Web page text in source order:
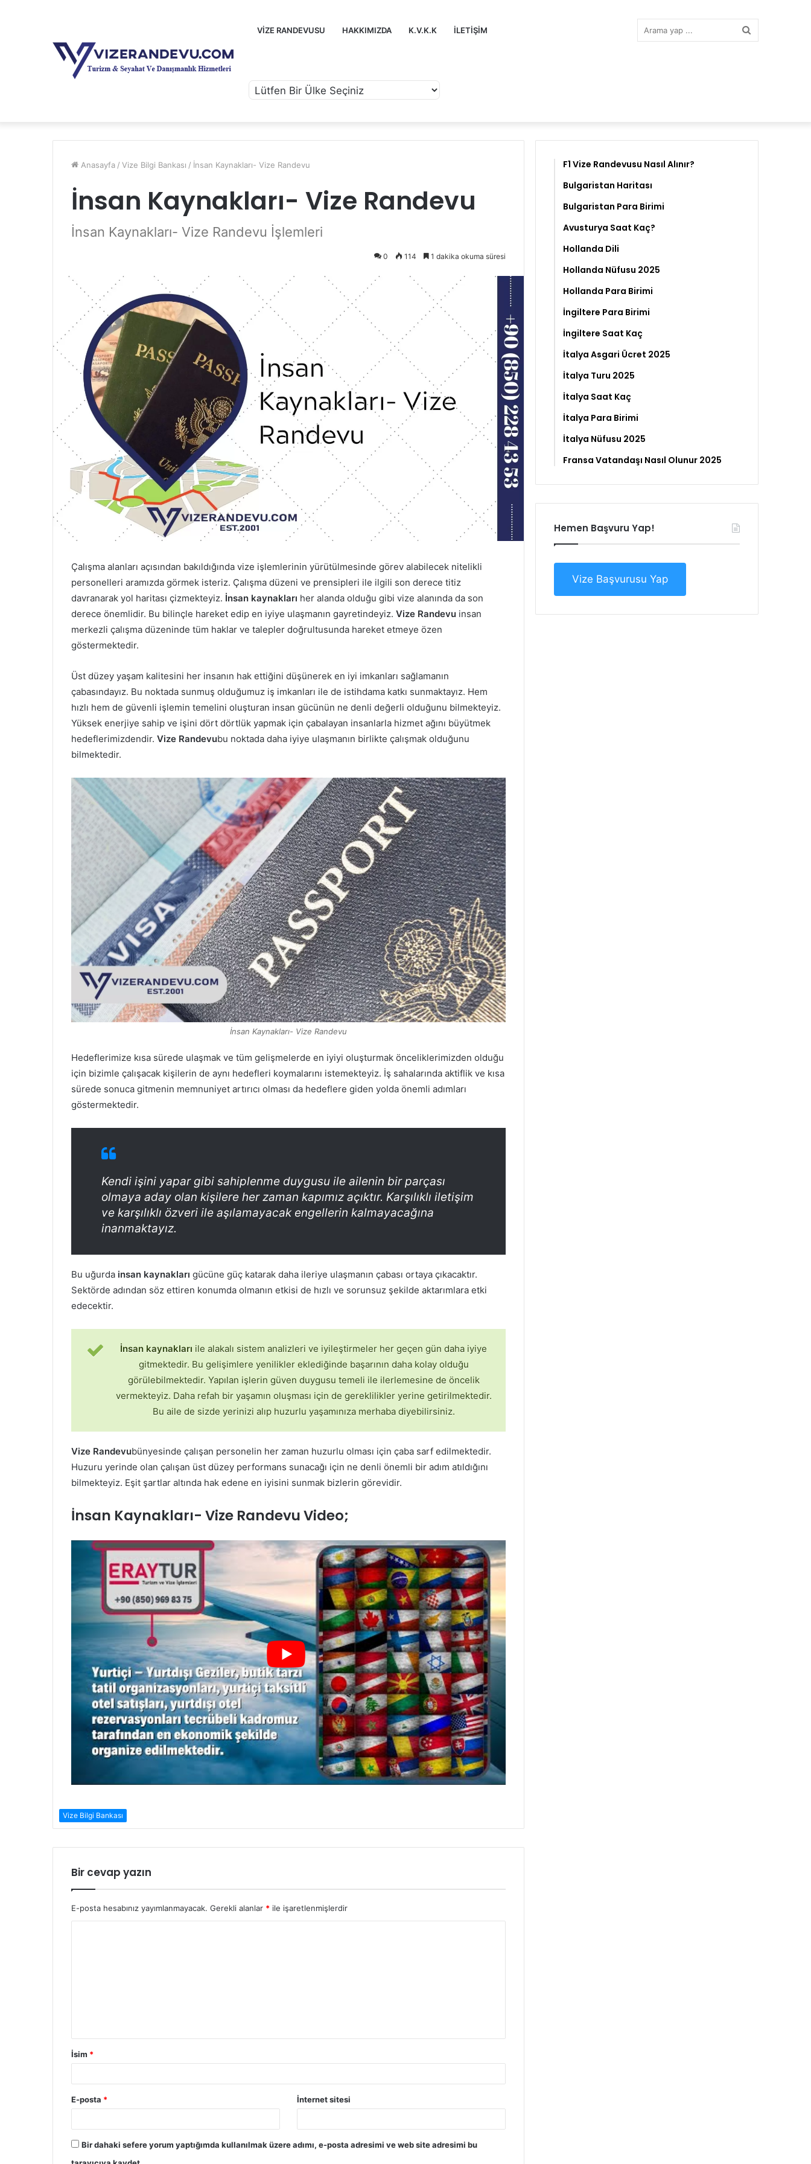
VIZE RANDEVUSU HAKKIMIZDA K.V.K.K İLETIŞIM
Anasayfa / Vize Bilgi Bankası / İnsan Kaynakları- Vize Randevu
İnsan Kaynakları- Vize Randevu
İnsan Kaynakları- Vize Randevu İşlemleri
0 114 1 dakika okuma süresi
Çalışma alanları açısından bakıldığında vize işlemlerinin yürütülmesinde görev alabilecek nitelikli
personelleri aramızda görmek isteriz. Çalışma düzeni ve prensipleri ile ilgili son derece titiz
davranarak yol haritası çizmekteyiz. İnsan kaynakları her alanda olduğu gibi vize alanında da son
derece önemlidir. Bu bilinçle hareket edip en iyiye ulaşmanın gayretindeyiz. Vize Randevu insan
merkezli çalışma düzeninde tüm haklar ve talepler doğrultusunda hareket etmeye özen
göstermektedir.
Üst düzey yaşam kalitesini her insanın hak ettiğini düşünerek en iyi imkanları sağlamanın
çabasındayız. Bu noktada sunmuş olduğumuz iş imkanları ile de istihdama katkı sunmaktayız. Hem
hızlı hem de güvenli işlemin temelini oluşturan insan gücünün ne denli değerli olduğunu bilmekteyiz.
Yüksek enerjiye sahip ve işini dört dörtlük yapmak için çabalayan insanlarla hizmet ağını büyütmek
hedeflerimizdendir. Vize Randevubu noktada daha iyiye ulaşmanın birlikte çalışmak olduğunu
bilmektedir.
İnsan Kaynakları- Vize Randevu
Hedeflerimize kısa sürede ulaşmak ve tüm gelişmelerde en iyiyi oluşturmak önceliklerimizden olduğu
için bizimle çalışacak kişilerin de aynı hedefleri koymalarını istemekteyiz. İş sahalarında aktiflik ve kısa
sürede sonuca gitmenin memnuniyet artırıcı olması da hedeflere giden yolda önemli adımları
göstermektedir.
Kendi işini yapar gibi sahiplenme duygusu ile ailenin bir parçası
olmaya aday olan kişilere her zaman kapımız açıktır. Karşılıklı iletişim
ve karşılıklı özveri ile aşılamayacak engellerin kalmayacağına
inanmaktayız.
Bu uğurda insan kaynakları gücüne güç katarak daha ileriye ulaşmanın çabası ortaya çıkacaktır.
Sektörde adından söz ettiren konumda olmanın etkisi de hızlı ve sorunsuz şekilde aktarımlara etki
edecektir.
İnsan kaynakları ile alakalı sistem analizleri ve iyileştirmeler her geçen gün daha iyiye
gitmektedir. Bu gelişimlere yenilikler eklediğinde başarının daha kolay olduğu
görülebilmektedir. Yapılan işlerin güven duygusu temeli ile ilerlemesine de öncelik
vermekteyiz. Daha refah bir yaşamın oluşması için de gereklilikler yerine getirilmektedir.
Bu aile de sizde yerinizi alıp huzurlu yaşamınıza merhaba diyebilirsiniz.
Vize Randevubünyesinde çalışan personelin her zaman huzurlu olması için çaba sarf edilmektedir.
Huzuru yerinde olan çalışan üst düzey performans sunacağı için ne denli önemli bir adım atıldığını
bilmekteyiz. Eşit şartlar altında hak edene en iyisini sunmak bizlerin görevidir.
İnsan Kaynakları- Vize Randevu Video;
Vize Bilgi Bankası
Bir cevap yazın
E-posta hesabınız yayımlanmayacak. Gerekli alanlar * ile işaretlenmişlerdir
İsim *
E-posta * İnternet sitesi
Bir dahaki sefere yorum yaptığımda kullanılmak üzere adımı, e-posta adresimi ve web site adresimi bu
F1 Vize Randevusu Nasıl Alınır?
Bulgaristan Haritası
Bulgaristan Para Birimi
Avusturya Saat Kaç?
Hollanda Dili
Hollanda Nüfusu 2025
Hollanda Para Birimi
İngiltere Para Birimi
İngiltere Saat Kaç
İtalya Asgari Ücret 2025
İtalya Turu 2025
İtalya Saat Kaç
İtalya Para Birimi
İtalya Nüfusu 2025
Fransa Vatandaşı Nasıl Olunur 2025
Hemen Başvuru Yap!
Vize Başvurusu Yap